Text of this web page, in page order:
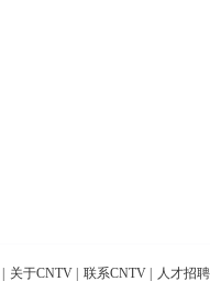
关于CNTV 联系CNTV 人才招聘